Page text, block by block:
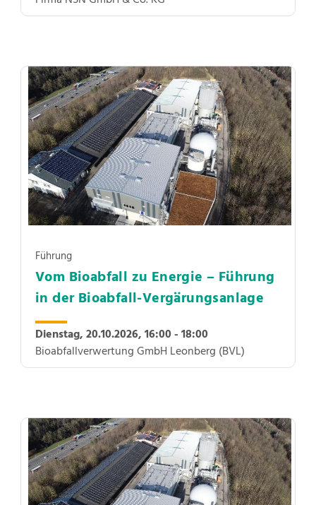
Führung
Vom Bioabfall zu Energie – Führung
in der Bioabfall-Vergärungsanlage
Dienstag, 20.10.2026,16:00 - 18:00
Bioabfallverwertung GmbH Leonberg (BVL)